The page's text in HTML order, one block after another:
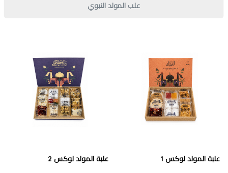
علب المولد النبوي
علبة المولد لوكس 1 علبة المولد لوكس 2